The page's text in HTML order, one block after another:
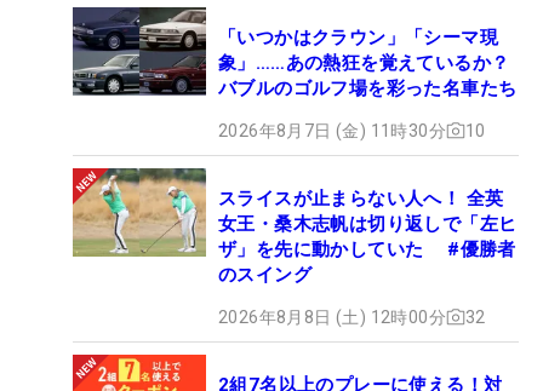
「いつかはクラウン」「シーマ現
象」……あの熱狂を覚えているか？
バブルのゴルフ場を彩った名車たち
2026年8月7日 (金) 11時30分 10
スライスが止まらない人へ！ 全英
女王・桑木志帆は切り返しで「左ヒ
ザ」を先に動かしていた #優勝者
のスイング
2026年8月8日 (土) 12時00分 32
2組7名以上のプレーに使える！対